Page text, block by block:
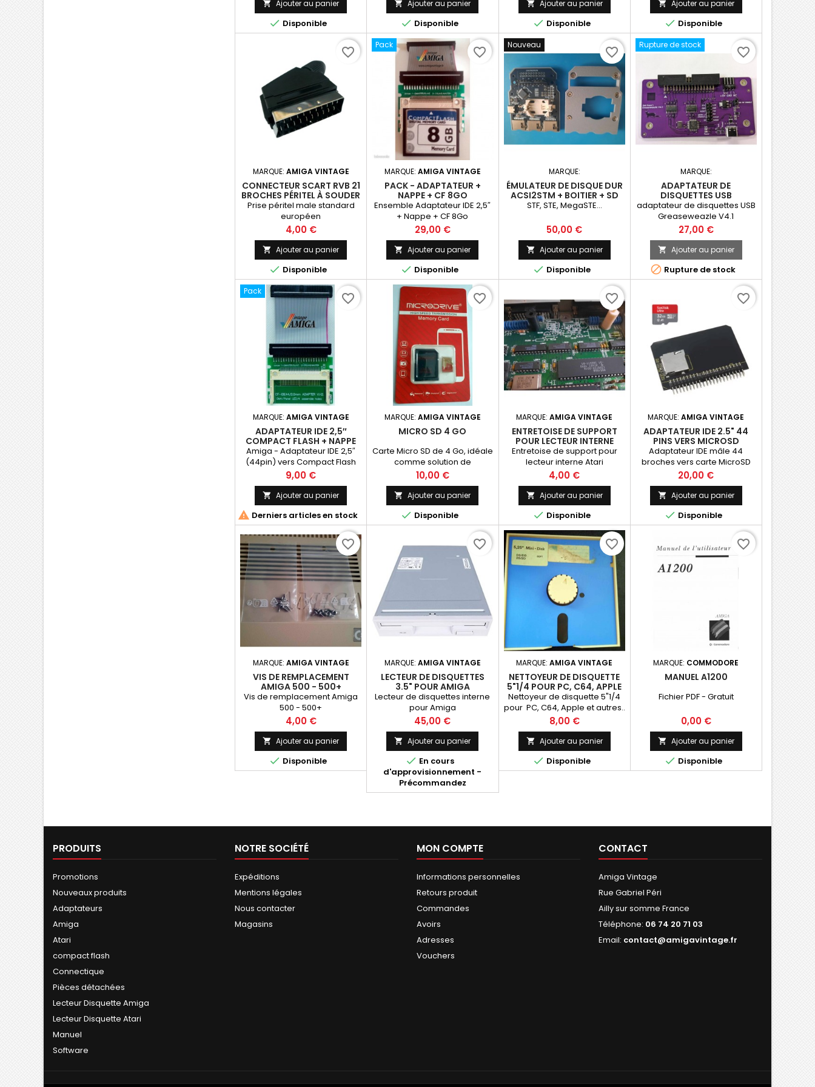
 Ajouter au panier
 Disponible
 Ajouter au panier
 Disponible
 Ajouter au panier
 Disponible
 Ajouter au panier
 Disponible
MARQUE: AMIGA VINTAGE
CONNECTEUR SCART RVB 21
BROCHES PÉRITEL À SOUDER
Prise péritel male standard
européen
Prix
4,00 €
 Ajouter au panier
 Disponible
favorite_border
Pack
MARQUE: AMIGA VINTAGE
PACK - ADAPTATEUR +
NAPPE + CF 8GO
Ensemble Adaptateur IDE 2,5″
+ Nappe + CF 8Go
Prix
29,00 €
 Ajouter au panier
 Disponible
favorite_border
Nouveau
MARQUE:
ÉMULATEUR DE DISQUE DUR
ACSI2STM + BOITIER + SD
4GO
STF, STE, MegaSTE...
Prix
50,00 €
 Ajouter au panier
 Disponible
favorite_border
Rupture de stock
MARQUE:
ADAPTATEUR DE
DISQUETTES USB
GREASEWEAZLE V4.1
adaptateur de disquettes USB
Greaseweazle V4.1
Prix
27,00 €
 Ajouter au panier
 Rupture de stock
favorite_border
Pack
MARQUE: AMIGA VINTAGE
ADAPTATEUR IDE 2,5″
COMPACT FLASH + NAPPE
Amiga - Adaptateur IDE 2,5″
(44pin) vers Compact Flash
avec nappe IDE
Prix
9,00 €
 Ajouter au panier
 Derniers articles en stock
favorite_border
MARQUE: AMIGA VINTAGE
MICRO SD 4 GO
Carte Micro SD de 4 Go, idéale
comme solution de
remplacement de disque dur
pour Amiga 600 et 1200,
garantie 1 an.
Prix
10,00 €
 Ajouter au panier
 Disponible
favorite_border
MARQUE:AMIGA VINTAGE
ENTRETOISE DE SUPPORT
POUR LECTEUR INTERNE
ATARI STE ET STF (2ND
GÉNÉRATION)
Entretoise de support pour
lecteur interne Atari
Prix
4,00 €
 Ajouter au panier
 Disponible
favorite_border
MARQUE:AMIGA VINTAGE
ADAPTATEUR IDE 2.5" 44
PINS VERS MICROSD
MICROSDHC MICROSDXC
OU CARTE TF.
Adaptateur IDE mâle 44
broches vers carte MicroSD
Prix
20,00 €
 Ajouter au panier
 Disponible
favorite_border
MARQUE: AMIGA VINTAGE
VIS DE REMPLACEMENT
AMIGA 500 - 500+
Vis de remplacement Amiga
500 - 500+
Prix
4,00 €
 Ajouter au panier
 Disponible
favorite_border
MARQUE: AMIGA VINTAGE
LECTEUR DE DISQUETTES
3.5" POUR AMIGA
Lecteur de disquettes interne
pour Amiga
Prix
45,00 €
 Ajouter au panier
 En cours
d'approvisionnement -
Précommandez
favorite_border
MARQUE:AMIGA VINTAGE
NETTOYEUR DE DISQUETTE
5"1/4 POUR PC, C64, APPLE
ET AUTRES..
Nettoyeur de disquette 5"1/4
pour PC, C64, Apple et autres..
Prix
8,00 €
 Ajouter au panier
 Disponible
favorite_border
MARQUE: COMMODORE
MANUEL A1200
Fichier PDF - Gratuit
Prix
0,00 €
 Ajouter au panier
 Disponible
favorite_border
PRODUITS
Promotions
Nouveaux produits
Adaptateurs
Amiga
Atari
compact flash
Connectique
Pièces détachées
Lecteur Disquette Amiga
Lecteur Disquette Atari
Manuel
Software
NOTRE SOCIÉTÉ
Expéditions
Mentions légales
Nous contacter
Magasins
MON COMPTE
Informations personnelles
Retours produit
Commandes
Avoirs
Adresses
Vouchers
CONTACT
Amiga Vintage
Rue Gabriel Péri
Ailly sur somme France
Téléphone: 06 74 20 71 03
Email: contact@amigavintage.fr